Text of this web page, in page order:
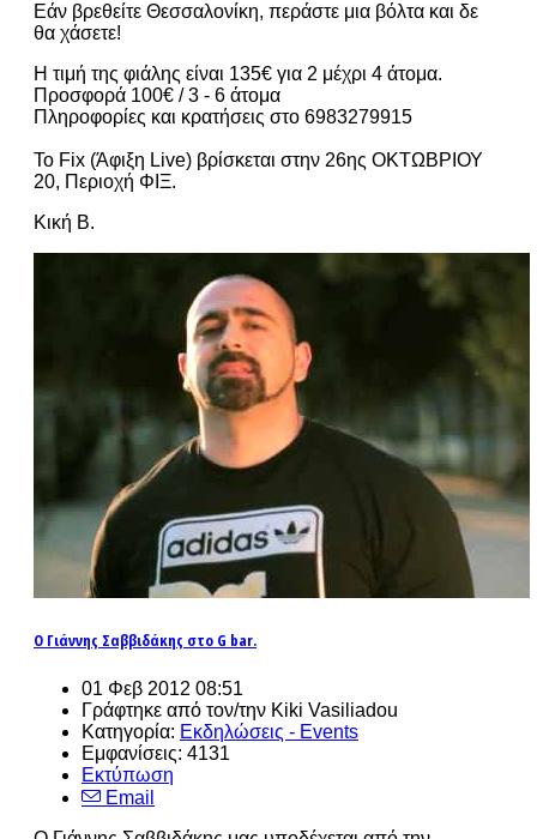
Εάν βρεθείτε Θεσσαλονίκη, περάστε μια βόλτα και δε
θα χάσετε!
Η τιμή της φιάλης είναι 135€ για 2 μέχρι 4 άτομα.
Προσφορά 100€ / 3 - 6 άτομα
Πληροφορίες και κρατήσεις στο 6983279915
Το Fix (Άφιξη Live) βρίσκεται στην 26ης ΟΚΤΩΒΡΙΟΥ
20, Περιοχή ΦΙΞ.
Κική Β.
Ο Γιάννης Σαββιδάκης στο G bar.
01 Φεβ 2012 08:51
Γράφτηκε από τον/την Kiki Vasiliadou
Κατηγορία: Εκδηλώσεις - Events
Εμφανίσεις: 4131
Εκτύπωση
Email